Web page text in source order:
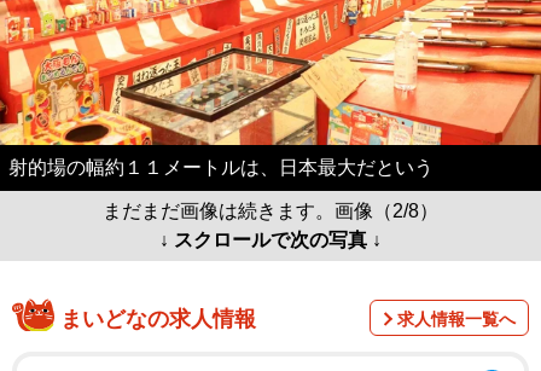
射的場の幅約１１メートルは、日本最大だという
まだまだ画像は続きます。画像（2/8）
↓ スクロールで次の写真 ↓
まいどなの求人情報 求人情報一覧へ